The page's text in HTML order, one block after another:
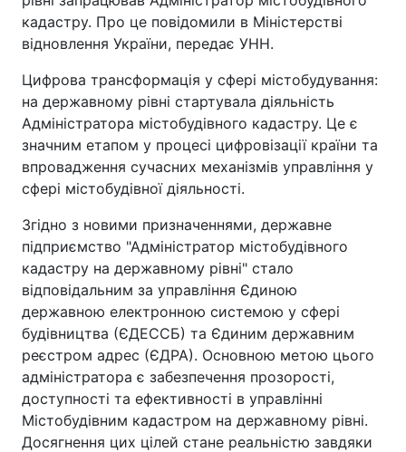
кадастру. Про це повідомили в Міністерстві
відновлення України, передає УНН.
Цифрова трансформація у сфері містобудування:
на державному рівні стартувала діяльність
Адміністратора містобудівного кадастру. Це є
значним етапом у процесі цифровізації країни та
впровадження сучасних механізмів управління у
сфері містобудівної діяльності.
Згідно з новими призначеннями, державне
підприємство "Адміністратор містобудівного
кадастру на державному рівні" стало
відповідальним за управління Єдиною
державною електронною системою у сфері
будівництва (ЄДЕССБ) та Єдиним державним
реєстром адрес (ЄДРА). Основною метою цього
адміністратора є забезпечення прозорості,
доступності та ефективності в управлінні
Містобудівним кадастром на державному рівні.
Досягнення цих цілей стане реальністю завдяки